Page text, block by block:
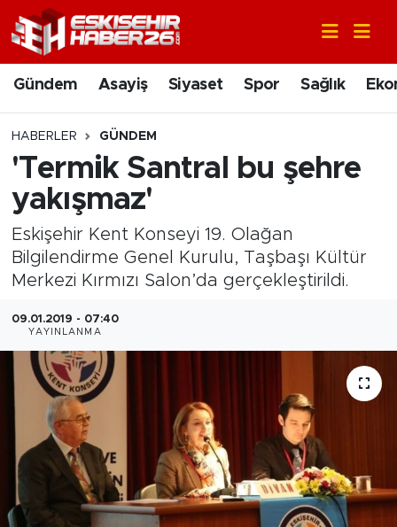
Gündem Asayiş Siyaset Spor Sağlık
HABERLER GÜNDEM
'Termik Santral bu şehre
yakışmaz'
Eskişehir Kent Konseyi 19. Olağan
Bilgilendirme Genel Kurulu, Taşbaşı Kültür
Merkezi Kırmızı Salon’da gerçekleştirildi.
09.01.2019 - 07:40
YAYINLANMA
Gündem
Asayiş
Siyaset
Spor
Sağlık
Eğitim
Sanat
Bölge
Teknoloji
Magazin
Nöbetçi Eczaneler
Hava Durumu
Trafik Durumu
Süper Lig Puan Durumu ve Fikstür
Tüm Manşetler
Haber Arşivi